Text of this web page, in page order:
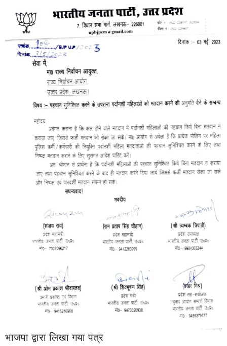
भाजपा द्वारा लिखा गया पत्र